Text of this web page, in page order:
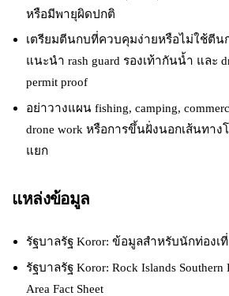
หรือมีพายุผิดปกติ
เตรียมตีนกบที่ควบคุมง่ายหรือไม่ใช้ตีน
แนะนำ rash guard รองเท้ากันน้ำ และ
permit proof
อย่าวางแผน fishing, camping,
drone work หรือการขึ้นฝั่งนอกเส้นทา
แยก
แหล่งข้อมูล
รัฐบาลรัฐ Koror: ข้อมูลสำหรับนักท่องเ
รัฐบาลรัฐ Koror: Rock Islands Southern
Area Fact Sheet